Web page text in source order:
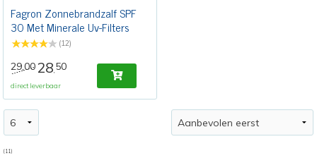
Fagron Zonnebrandzalf SPF
30 Met Minerale Uv-Filters
(12)
29,0028, 50
direct leverbaar
(11)